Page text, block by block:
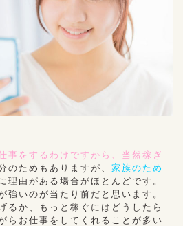
事をするわけですから、当然稼ぎ
のためもありますが、 家族のため
理由がある場合がほとんどです。
強いのが当たり前だと思います。
るか、もっと稼ぐにはどうしたら
らお仕事をしてくれることが多い